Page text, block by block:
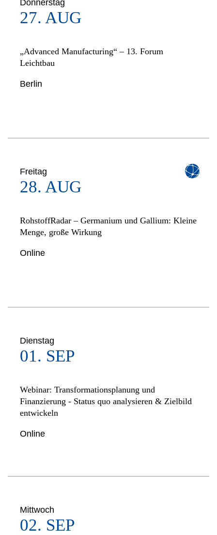
Donnerstag
27. AUG
„Advanced Manufacturing“ – 13. Forum
Leichtbau
Berlin
Freitag
28. AUG
RohstoffRadar – Germanium und Gallium: Kleine
Menge, große Wirkung
Online
Dienstag
01. SEP
Webinar: Transformationsplanung und
Finanzierung - Status quo analysieren & Zielbild
entwickeln
Online
Mittwoch
02. SEP